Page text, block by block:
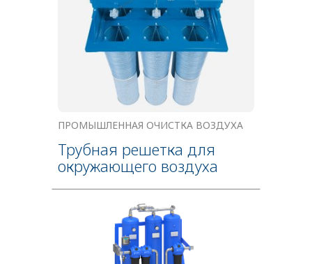
ПРОМЫШЛЕННАЯ ОЧИСТКА ВОЗДУХА
Трубная решетка для
окружающего воздуха